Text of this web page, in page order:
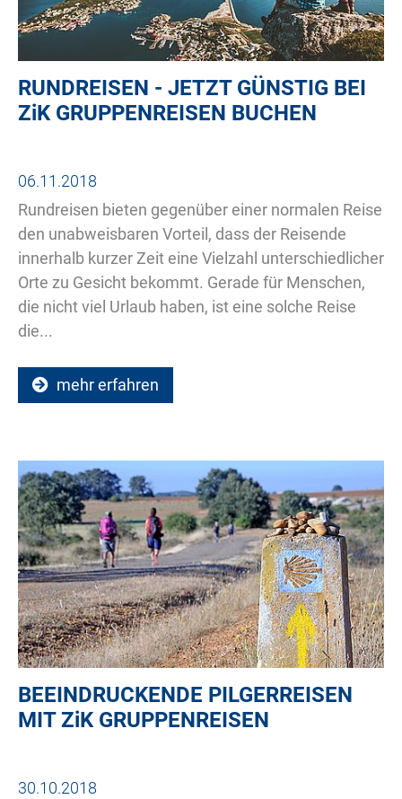
RUNDREISEN - JETZT GÜNSTIG BEI
ZiKGRUPPENREISEN BUCHEN
06.11.2018
Rundreisen bieten gegenüber einer normalen Reise
den unabweisbaren Vorteil, dass der Reisende
innerhalb kurzer Zeit eine Vielzahl unterschiedlicher
Orte zu Gesicht bekommt. Gerade für Menschen,
die nicht viel Urlaub haben, ist eine solche Reise
die...
mehr erfahren
BEEINDRUCKENDE PILGERREISEN
MITZiKGRUPPENREISEN
30.10.2018